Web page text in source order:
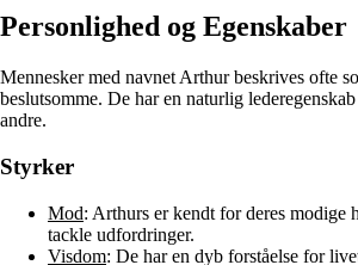
Personlighed og Egenskaber
Mennesker med navnet Arthur beskrives ofte
beslutsomme. De har en naturlig
andre.
Styrker
Mod: Arthurs er kendt for deres modige
tackle udfordringer.
Visdom: De har en dyb forståelse for